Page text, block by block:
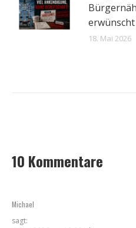
erwünscht
18. Mai 2026
10 Kommentare
Michael
sagt: